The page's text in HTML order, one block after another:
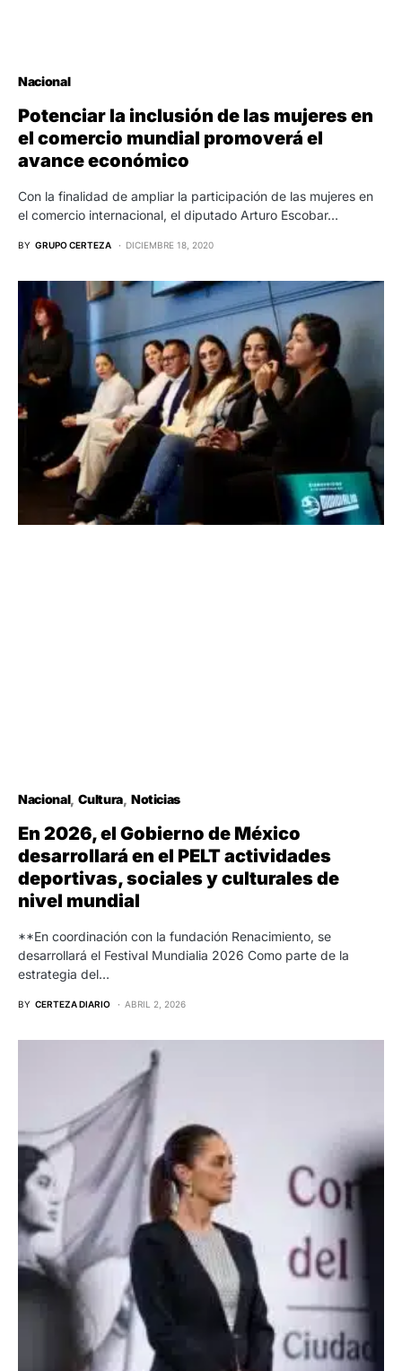
Nacional
Potenciar la inclusión de las mujeres en
el comercio mundial promoverá el
avance económico
Con la finalidad de ampliar la participación de las mujeres en
el comercio internacional, el diputado Arturo Escobar…
BY GRUPO CERTEZA DICIEMBRE 18, 2020
Nacional Cultura Noticias
En 2026, el Gobierno de México
desarrollará en el PELT actividades
deportivas, sociales y culturales de
nivel mundial
**En coordinación con la fundación Renacimiento, se
desarrollará el Festival Mundialia 2026 Como parte de la
estrategia del…
BY CERTEZA DIARIO ABRIL 2, 2026